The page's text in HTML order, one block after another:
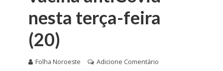
nesta terça-feira
(20)
Folha Noroeste Adicione Comentário